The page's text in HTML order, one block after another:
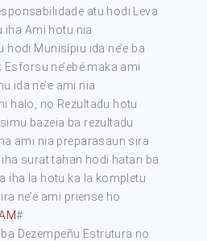
atu hodi Leva
iha Ami hotu nia
hodi Munisípiu ida ne’e ba
ne’ebé maka ami
ida ne’e ami nia
halo, no Rezultadu hotu
bazeia ba rezultadu
ami nia preparasaun sira
surat tahan hodi hatan ba
iha la hotu ka la kompletu
ne’e ami priense ho
#
Dezempeñu Estrutura no